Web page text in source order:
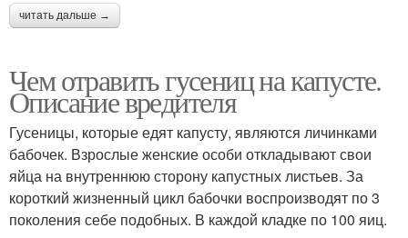
читать дальше →
Чем отравить гусениц на капусте.
Описание вредителя
Гусеницы, которые едят капусту, являются личинками
бабочек. Взрослые женские особи откладывают свои
яйца на внутреннюю сторону капустных листьев. За
короткий жизненный цикл бабочки воспроизводят по 3
поколения себе подобных. В каждой кладке по 100 яиц.